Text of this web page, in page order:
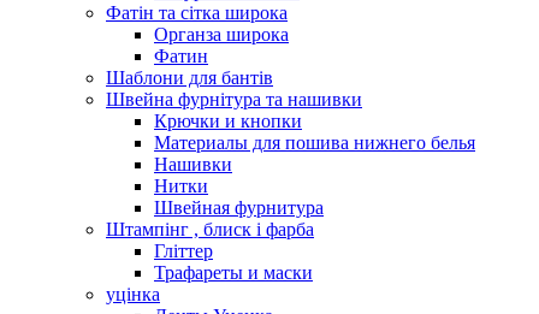
Фатін та сітка широка
Органза широка
Фатин
Шаблони для бантів
Швейна фурнітура та нашивки
Крючки и кнопки
Материалы для пошива нижнего белья
Нашивки
Нитки
Швейная фурнитура
Штампінг , блиск і фарба
Гліттер
Трафареты и маски
уцінка